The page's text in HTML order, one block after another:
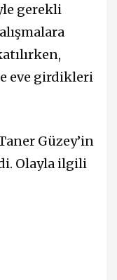
gerekli
eve girdikleri
Güzey’in
Olayla ilgili